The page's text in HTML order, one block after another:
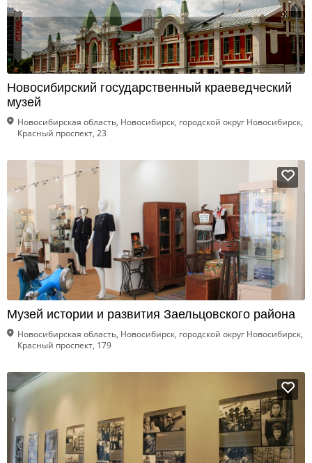
Новосибирский государственный краеведческий
музей
Новосибирская область, Новосибирск, городской округ Новосибирск,
Красный проспект, 23
Музей истории и развития Заельцовского района
Новосибирская область, Новосибирск, городской округ Новосибирск,
Красный проспект, 179